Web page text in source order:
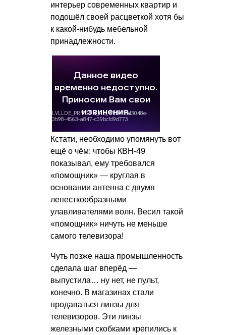
интерьер современных квартир и
подошёл своей расцветкой хотя бы
к какой-нибудь мебельной
принадлежности.
Кстати, необходимо упомянуть вот
ещё о чём: чтобы КВН-49
показывал, ему требовался
«помощник» — круглая в
основании антенна с двумя
лепесткообразными
улавливателями волн. Весил такой
«помощник» ничуть не меньше
самого телевизора!
Чуть позже наша промышленность
сделала шаг вперёд —
выпустила… ну нет, не пульт,
конечно. В магазинах стали
продаваться линзы для
телевизоров. Эти линзы
железными скобками крепились к